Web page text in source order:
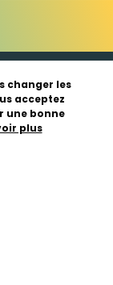
changer les
acceptez
une bonne
plus